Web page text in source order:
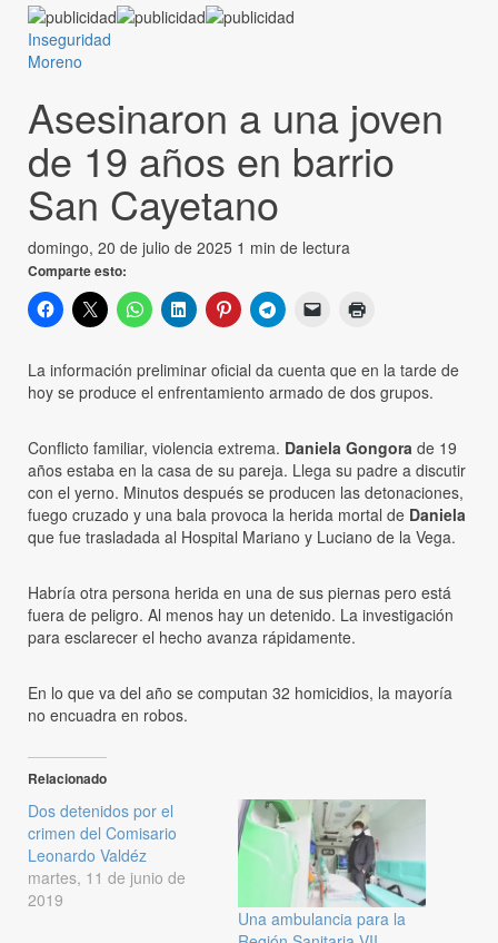
Inseguridad
Moreno
Asesinaron a una joven
de 19 años en barrio
San Cayetano
domingo, 20 de julio de 2025 1 min de lectura
Comparte esto:
La información preliminar oficial da cuenta que en la tarde de
hoy se produce el enfrentamiento armado de dos grupos.
Conflicto familiar, violencia extrema. Daniela Gongora de 19
años estaba en la casa de su pareja. Llega su padre a discutir
con el yerno. Minutos después se producen las detonaciones,
fuego cruzado y una bala provoca la herida mortal de Daniela
que fue trasladada al Hospital Mariano y Luciano de la Vega.
Habría otra persona herida en una de sus piernas pero está
fuera de peligro. Al menos hay un detenido. La investigación
para esclarecer el hecho avanza rápidamente.
En lo que va del año se computan 32 homicidios, la mayoría
no encuadra en robos.
Relacionado
Dos detenidos por el
crimen del Comisario
Leonardo Valdéz
martes, 11 de junio de
2019
Una ambulancia para la